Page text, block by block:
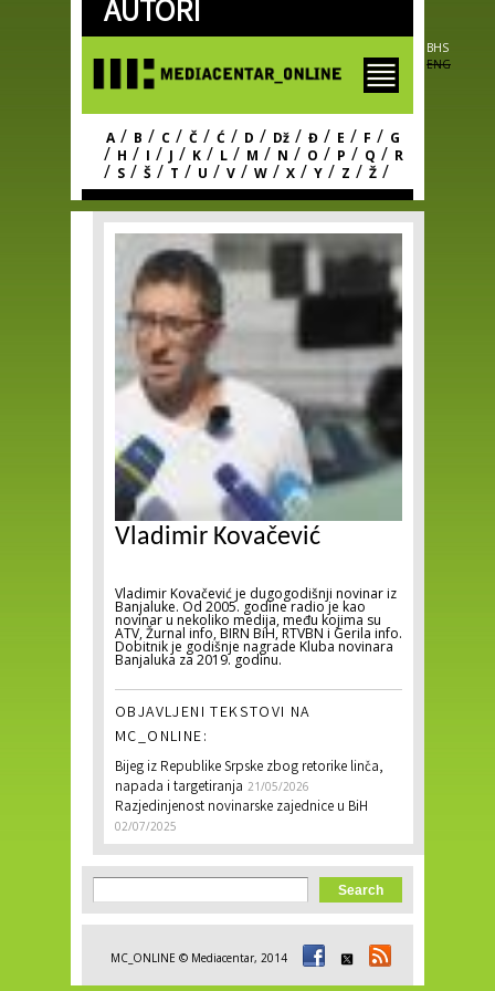
Skip to
main
AUTORI
BHS
ENG
A / B / C / Č / Ć / D / Dž / Đ / E / F / G
/ H / I / J / K / L / M / N / O / P / Q / R
/ S / Š / T / U / V / W / X / Y / Z / Ž /
Vladimir Kovačević
Vladimir Kovačević je dugogodišnji novinar iz
Banjaluke. Od 2005. godine radio je kao
novinar u nekoliko medija, među kojima su
ATV, Žurnal info, BIRN BiH, RTVBN i Gerila info.
Dobitnik je godišnje nagrade Kluba novinara
Banjaluka za 2019. godinu.
OBJAVLJENI TEKSTOVI NA
MC_ONLINE:
Bijeg iz Republike Srpske zbog retorike linča,
napada i targetiranja 21/05/2026
Razjedinjenost novinarske zajednice u BiH
02/07/2025
Search form
Search
MC_ONLINE © Mediacentar, 2014